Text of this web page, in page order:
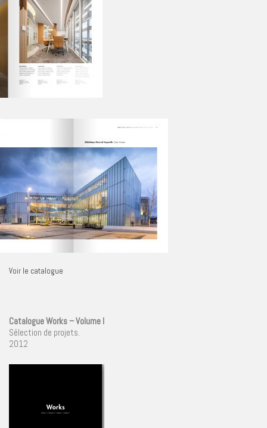
Voir le catalogue
Catalogue Works – Volume I
Sélection de projets.
2012